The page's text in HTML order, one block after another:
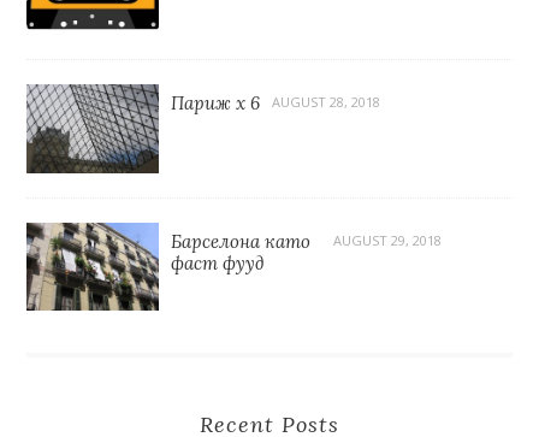
Париж x 6 AUGUST 28, 2018
Барселона като
фаст фууд
AUGUST 29, 2018
Recent Posts